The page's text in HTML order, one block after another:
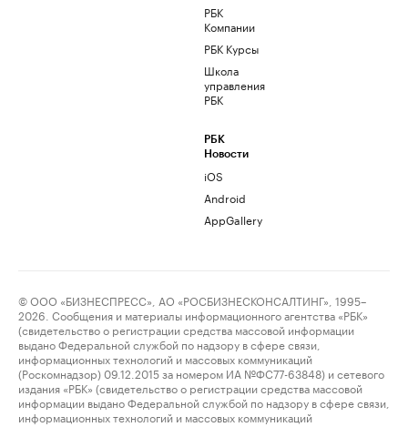
РБК
Компании
РБК Курсы
Школа
управления
РБК
РБК
Новости
iOS
Android
AppGallery
© ООО «БИЗНЕСПРЕСС», АО «РОСБИЗНЕСКОНСАЛТИНГ», 1995–
2026. Сообщения и материалы информационного агентства «РБК»
(свидетельство о регистрации средства массовой информации
выдано Федеральной службой по надзору в сфере связи,
информационных технологий и массовых коммуникаций
(Роскомнадзор) 09.12.2015 за номером ИА №ФС77-63848) и сетевого
издания «РБК» (свидетельство о регистрации средства массовой
информации выдано Федеральной службой по надзору в сфере связи,
информационных технологий и массовых коммуникаций